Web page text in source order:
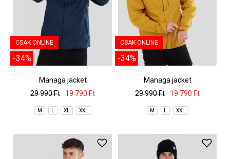
CSAK ONLINE
-34%
Managa jacket
29 990 Ft
19 790 Ft
M L XL XXL
CSAK ONLINE
-34%
Managa jacket
29 990 Ft
19 790 Ft
M L XXL